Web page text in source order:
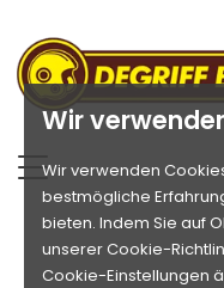
Wir
Wir verwenden
bestmögliche
bieten. Indem Sie auf
unserer Cookie-
Cookie-Einstellungen